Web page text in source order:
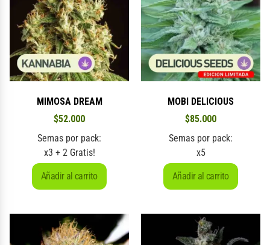
MIMOSA DREAM
$52.000
Semas por pack:
x3 + 2 Gratis!
Añadir al carrito
MOBI DELICIOUS
$85.000
Semas por pack:
x5
Añadir al carrito